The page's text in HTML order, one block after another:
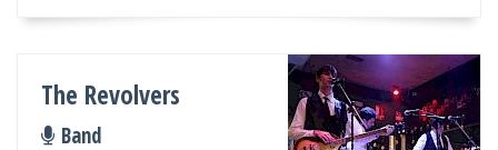
The Revolvers
Band